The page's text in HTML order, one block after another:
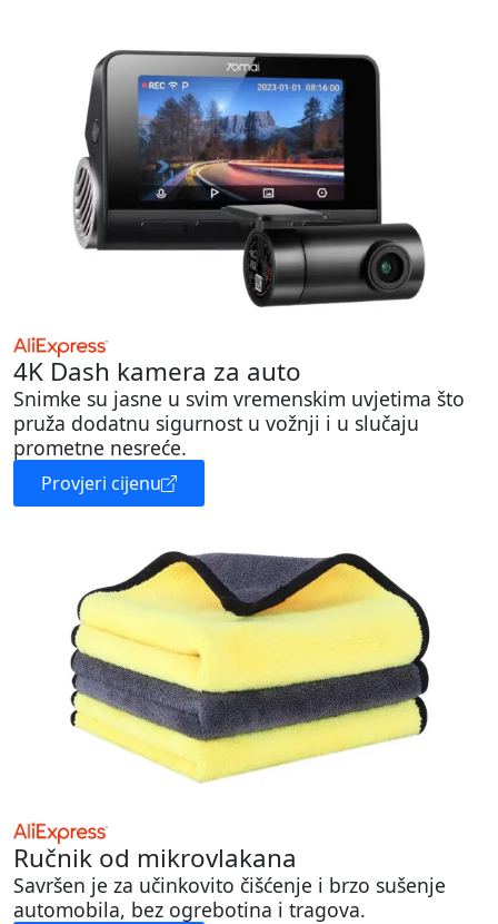
4K Dash kamera za auto
Snimke su jasne u svim vremenskim uvjetima što
pruža dodatnu sigurnost u vožnji i u slučaju
prometne nesreće.
Provjeri cijenu
Ručnik od mikrovlakana
Savršen je za učinkovito čišćenje i brzo sušenje
automobila, bez ogrebotina i tragova.